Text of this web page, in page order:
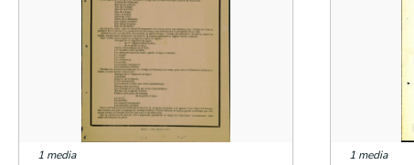
1 media 1 media